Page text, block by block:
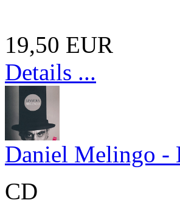
19,50 EUR
Details ...
Daniel Melingo -
CD